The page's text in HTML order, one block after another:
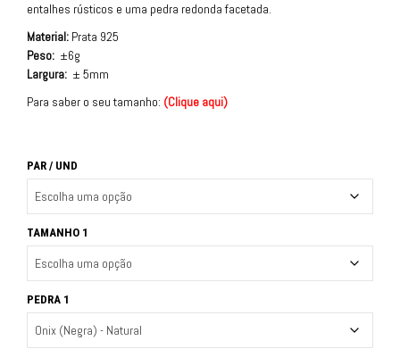
entalhes rústicos e uma pedra redonda facetada.
Material: Prata 925
Peso: ±6g
Largura: ± 5mm
Para saber o seu tamanho: (Clique aqui)
PAR / UND
TAMANHO 1
PEDRA 1